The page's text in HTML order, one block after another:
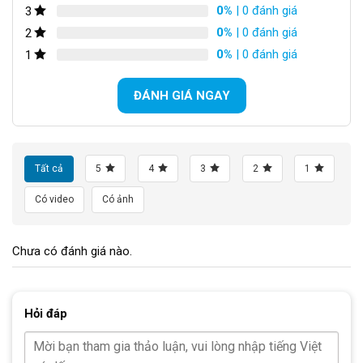
3
0% | 0 đánh giá
2
0% | 0 đánh giá
1
0% | 0 đánh giá
ĐÁNH GIÁ NGAY
Tất cả 5 4 3 2 1
Có video Có ảnh
Chưa có đánh giá nào.
Hỏi đáp